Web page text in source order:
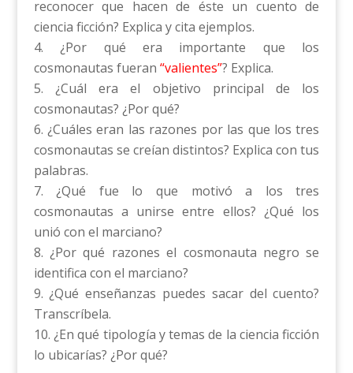
reconocer que hacen de éste un cuento de
ciencia ficción? Explica y cita ejemplos.
¿Por qué era importante que los
cosmonautas fueran “valientes”? Explica.
¿Cuál era el objetivo principal de los
cosmonautas? ¿Por qué?
¿Cuáles eran las razones por las que los tres
cosmonautas se creían distintos? Explica con tus
palabras.
¿Qué fue lo que motivó a los tres
cosmonautas a unirse entre ellos? ¿Qué los
unió con el marciano?
¿Por qué razones el cosmonauta negro se
identifica con el marciano?
¿Qué enseñanzas puedes sacar del cuento?
Transcríbela.
¿En qué tipología y temas de la ciencia ficción
lo ubicarías? ¿Por qué?